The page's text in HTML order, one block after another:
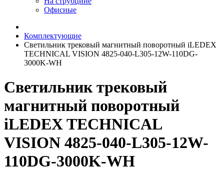
Офисные
Комплектующие
Светильник трековый магнитный поворотный iLEDEX
TECHNICAL VISION 4825-040-L305-12W-110DG-
3000K-WH
Светильник трековый
магнитный поворотный
iLEDEX TECHNICAL
VISION 4825-040-L305-12W-
110DG-3000K-WH